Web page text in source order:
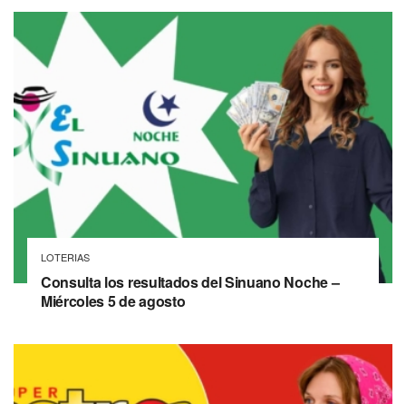
LOTERIAS
Consulta los resultados del Sinuano Noche –
Miércoles 5 de agosto